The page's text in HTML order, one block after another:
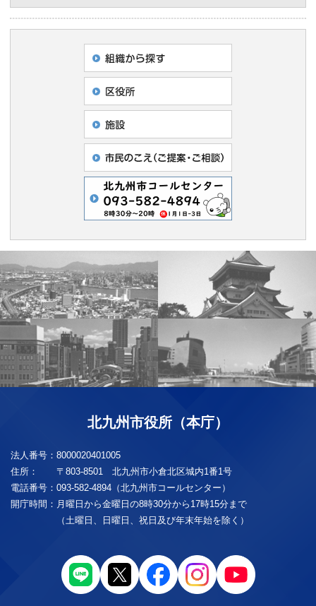
北九州市役所（本庁）
法人番号： 8000020401005
住所：
〒803-8501 北九州市小倉北区城内1番1号
電話番号： 093-582-4894（北九州市コールセンター）
開庁時間： 月曜日から金曜日の8時30分から17時15分まで
（土曜日、日曜日、祝日及び年末年始を除く）